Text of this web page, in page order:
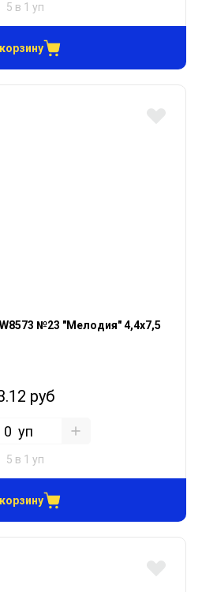
5 в 1 уп
№23 "Мелодия" 4,4х7,5
руб
уп
5 в 1 уп